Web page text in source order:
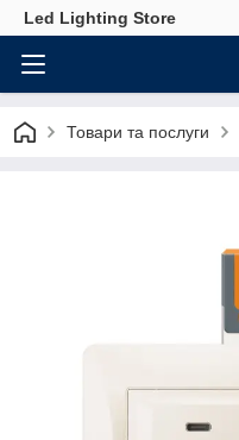
Led Lighting Store
Товари та послуги